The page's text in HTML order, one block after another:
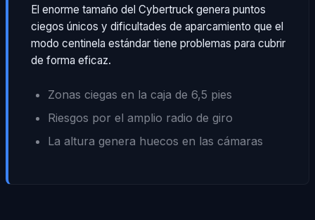
El enorme tamaño del Cybertruck genera puntos
ciegos únicos y dificultades de aparcamiento que el
modo centinela estándar tiene problemas para cubrir
de forma eficaz.
Zonas ciegas en la caja de 6,5 pies
Riesgos por el amplio radio de giro
La altura genera huecos en las cámaras